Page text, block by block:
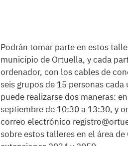
Podrán tomar parte en estos
municipio de Ortuella, y cada
ordenador, con los cables de
seis grupos de 15 personas
puede realizarse dos maneras:
septiembre de 10:30 a 13:30, y
correo electrónico
sobre estos talleres en el área